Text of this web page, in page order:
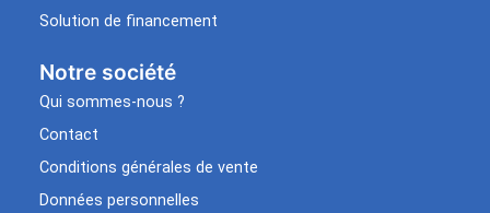
Solution de financement
Notre société
Qui sommes-nous ?
Contact
Conditions générales de vente
Données personnelles